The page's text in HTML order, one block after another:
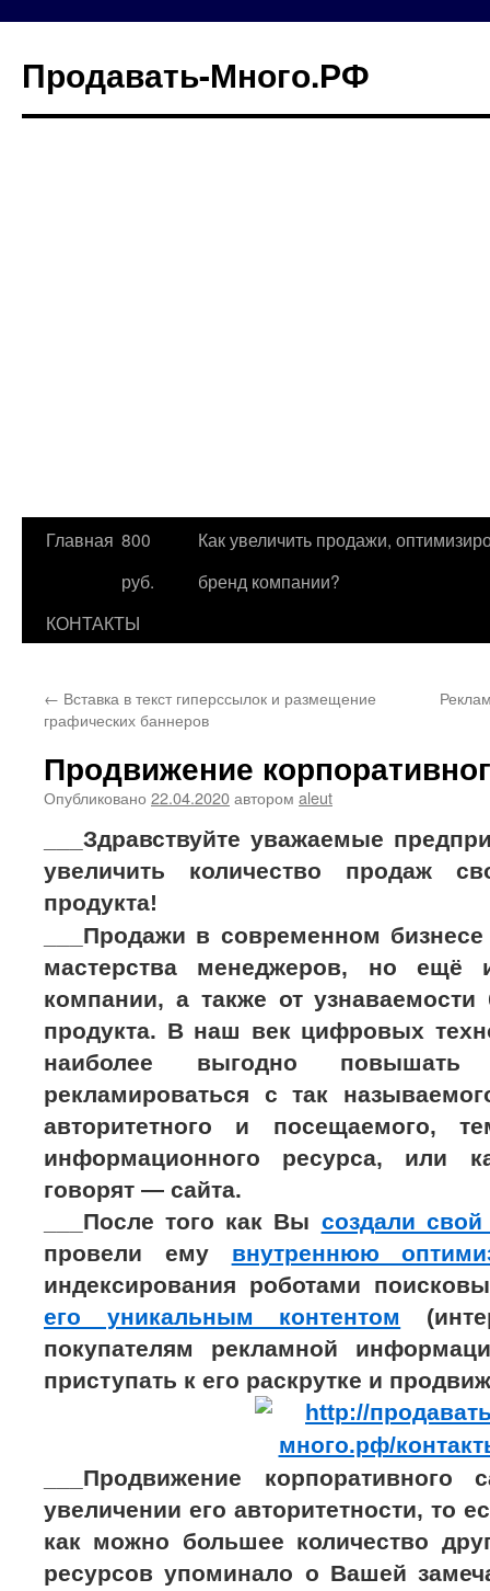
Продавать-Много.РФ
Перейти
содержимому
Главная 800
руб.
Как увеличить продажи,
бренд компании?
КОНТАКТЫ
← Вставка в текст гиперссылок и размещение
графических баннеров
Продвижение
Опубликовано 22.04.2020автором aleut
___Здравствуйте уважаемые
увеличить количество продаж
продукта!
___Продажи в современном
мастерства менеджеров, но ещё
компании, а также от узнаваемости
продукта. В наш век цифровых
наиболее выгодно повышать
рекламироваться с так
авторитетного и посещаемого,
информационного ресурса, или
говорят — сайта.
___После того как Вы создали
провели ему внутреннюю
индексирования роботами
его уникальным контентом
покупателям рекламной
приступать к его раскрутке и
___Продвижение корпоративного
увеличении его авторитетности, то
как можно большее количество
ресурсов упоминало о Вашей